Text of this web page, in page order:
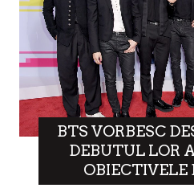
BTS VORBESC
DEBUTUL LOR
OBIECTIVELE